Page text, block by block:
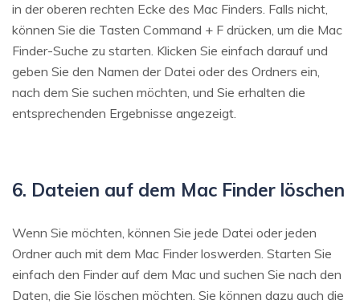
in der oberen rechten Ecke des Mac Finders. Falls nicht,
können Sie die Tasten Command + F drücken, um die Mac
Finder-Suche zu starten. Klicken Sie einfach darauf und
geben Sie den Namen der Datei oder des Ordners ein,
nach dem Sie suchen möchten, und Sie erhalten die
entsprechenden Ergebnisse angezeigt.
6. Dateien auf dem Mac Finder löschen
Wenn Sie möchten, können Sie jede Datei oder jeden
Ordner auch mit dem Mac Finder loswerden. Starten Sie
einfach den Finder auf dem Mac und suchen Sie nach den
Daten, die Sie löschen möchten. Sie können dazu auch die